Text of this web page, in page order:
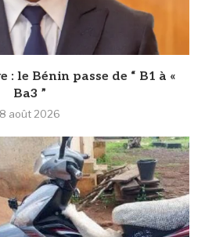
le Bénin passe de “ B1 à «
Ba3 ”
8 août 2026